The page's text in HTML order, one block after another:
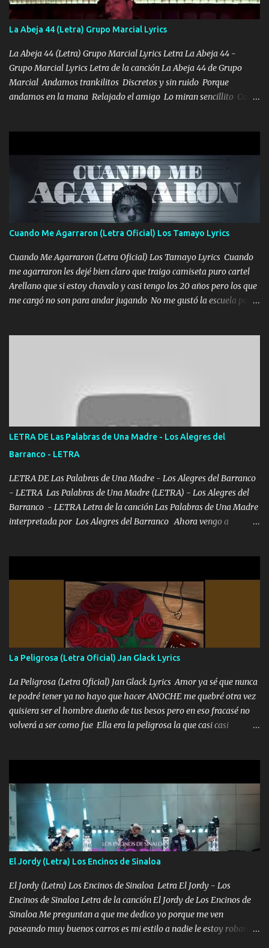
cualquier problema no más es cuestión que ordené NOS HACE
FALTA UN HERMANO DE CLAVE ERA EL 24 SIEMPRE FUE UN
HOMBRE VALIENTE POR ALGO M'URIÓ PELEAND0 SIEMPRE
VIO POR LA FAMILIA PARA QUE SIGA EL LEGADO Es el DOS de
los HERMANOS un cerebro inteligente y com...
La Abeja 44 (Letra) Grupo Marcial Lyrics
La Abeja 44 (Letra) Grupo Marcial Lyrics Letra La Abeja 44 -
Grupo Marcial Lyrics Letra de la canción La Abeja 44 de Grupo
Marcial Andamos trankilitos Discretos y sin ruido Porque
andamos en la mana Relajado el amigo Lo miran sencillito Con
coronamos Se jala los marciales Y sus guitarras ya van sonando
Un gallardo me prendo Para agarrar el vuelo y la mente y
tranquilizando Tomense un buen trago Y así es como empezamos
los versos que voy cantando (Music) A vido alta y bajas La carreta
se atora Pero nunca le aflojamos Ya me han pasado cosas Y
aunque ustedes no sepan Pero la vida es muy corta Hay que
echarle chingazos Y seguir trabajando porque nada es...
Cuando Me Agarraron (Letra Oficial) Los Tamayo Lyrics
Cuando Me Agarraron (Letra Oficial) Los Tamayo Lyrics Cuando
me agarraron les dejé bien claro que traigo camiseta puro cartel
Arellano que si estoy chavalo y casi tengo los 20 años pero los que
me cargó no son para andar jugando No me gustó la escuela pero
Ando en la colonia bien acelerado traigo un M2 que nunca me ha
fallado para mi compadre mandó un fuerte abrazo también al
Especial sabe que lo apreciamos En los mejores antros me verán
tomando con mujeres hermosas y botellas destapando siempre
bien cuidado bien atrabancado y a los que me conocen ya saben de
lo que hablo Entre lob...
LETRA DE Las Palabras de Una Madre - Los Alegres del
Barranco - LETRA
LETRA DE Las Palabras de Una Madre - Los Alegres del Barranco
- LETRA Las Palabras de Una Madre (LETRA) - Los Alegres del
Barranco - LETRA Letra de la canción Las Palabras de Una Madre
interpretada por Los Alegres del Barranco Ahora vengo a
quiso, él tiempo sigue pasando y nunca te olvidaremos, aquí
seguiré esperando hasta volvernos a vernos El recuerdo que yo
tengo de mi mente no se va, en mi corazón me llevo lo mismo que
tu papá, a veces me pongo triste porque no puedo mirarte, mas se
que tu me escuchas porque tu eres mi gran ángel, El desespero me
llega para reunirme contigo, tu iluminas mi sendero por siempre
serás mi niño, del amor que yo te tengo es co...
La Peligrosa (Letra Oficial) Jan Glack Lyrics
La Peligrosa (Letra Oficial) Jan Glack Lyrics Amor ya sé que nunca
te podré tener ya no hayo que hacer ANOCHE me quebré otra vez
quisiera ser el hombre dueño de tus besos pero en eso fracasé no
volverá a ser como fue Ella era la peligrosa la que casi casi
Música Amar me duele estoy rodeado de mujeres pero solo
quieren billetes y yo que solo ocupo verte Recuerdo echábamos
pasión en la troca tus labios besándome yo quitándote la ropa no
quiero que sea nunca con otra yo quiero llevarte a la Luna y si
quieres en ese momento te pido que seas mi esposa Chingada
madre no quiero dejar de tenerte no ayuda la p'uta loquera y al
chile quisiera ser menos de ti dependiente la pinche tristeza me
encierra princesa tu sabes que nunca saldras de mi mente Ella era
la peligro...
El Jordy (Letra) Los Encinos de Sinaloa
El Jordy (Letra) Los Encinos de Sinaloa Letra El Jordy - Los
Encinos de Sinaloa Letra de la canción El Jordy de Los Encinos de
Sinaloa Me preguntan a que me dedico yo porque me ven
paseando muy buenos carros es mi estilo a nadie le estoy robando